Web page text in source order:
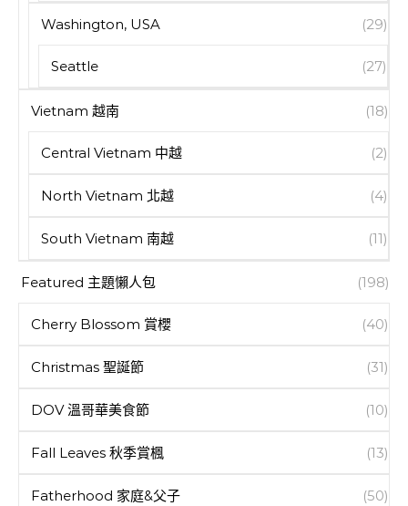
Washington, USA (29)
Seattle (27)
Vietnam 越南 (18)
Central Vietnam 中越 (2)
North Vietnam 北越 (4)
South Vietnam 南越 (11)
Featured 主題懶人包 (198)
Cherry Blossom 賞櫻 (40)
Christmas 聖誕節 (31)
DOV 溫哥華美食節 (10)
Fall Leaves 秋季賞楓 (13)
Fatherhood 家庭&父子 (50)